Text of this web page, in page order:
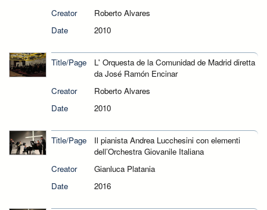
Creator
Roberto Alvares
Date
2010
Title/Page
L' Orquesta de la Comunidad de Madrid diretta
da José Ramón Encinar
Creator
Roberto Alvares
Date
2010
Title/Page
Il pianista Andrea Lucchesini con elementi
dell’Orchestra Giovanile Italiana
Creator
Gianluca Platania
Date
2016